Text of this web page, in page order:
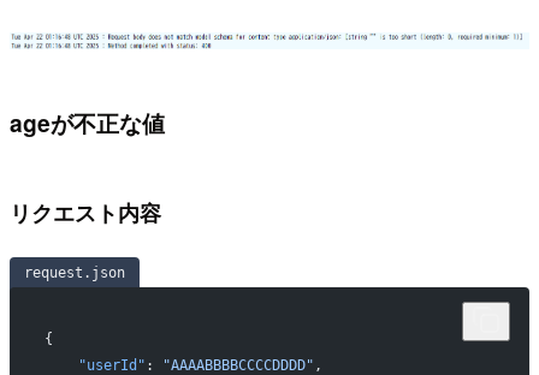
ageが不正な値
リクエスト内容
request.json
{
    "userId"
: "AAAABBBBCCCCDDDD" ,